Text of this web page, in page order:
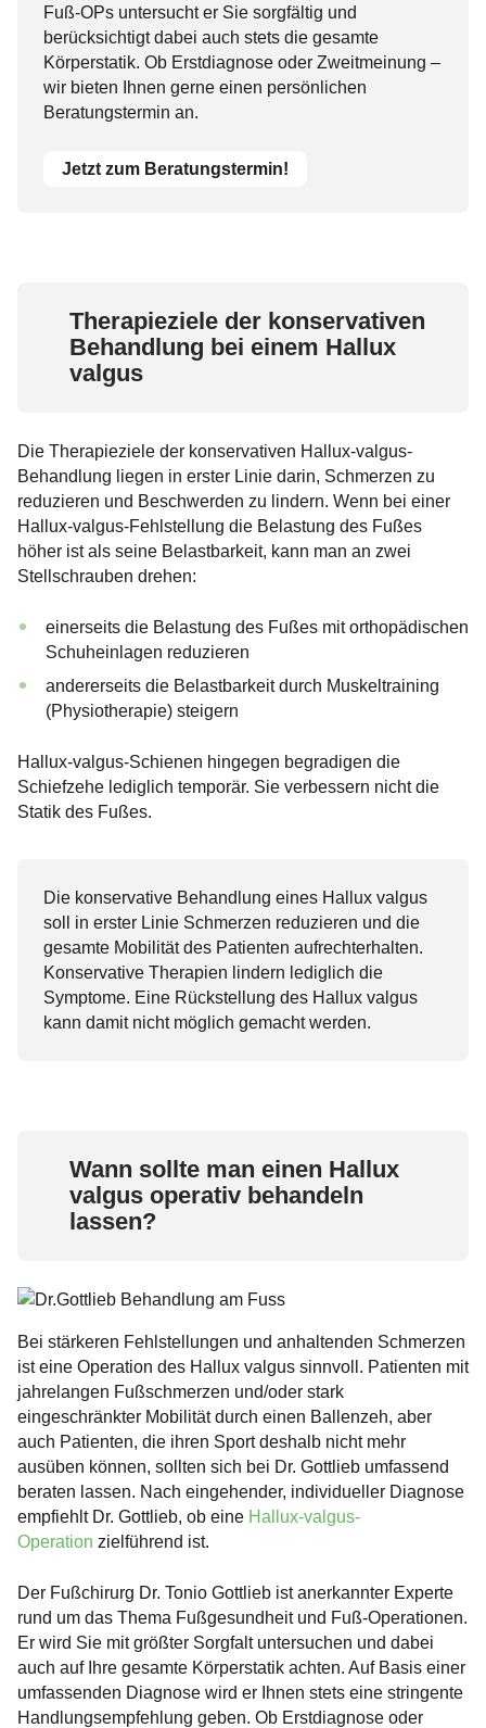
Fuß-OPs untersucht er Sie sorgfältig und
berücksichtigt dabei auch stets die gesamte
Körperstatik. Ob Erstdiagnose oder Zweitmeinung –
wir bieten Ihnen gerne einen persönlichen
Beratungstermin an.
Jetzt zum Beratungstermin!
Therapieziele der konservativen
Behandlung bei einem Hallux
valgus
Die Therapieziele der konservativen Hallux-valgus-
Behandlung liegen in erster Linie darin, Schmerzen zu
reduzieren und Beschwerden zu lindern. Wenn bei einer
Hallux-valgus-Fehlstellung die Belastung des Fußes
höher ist als seine Belastbarkeit, kann man an zwei
Stellschrauben drehen:
einerseits die Belastung des Fußes mit orthopädischen
Schuheinlagen reduzieren
andererseits die Belastbarkeit durch Muskeltraining
(Physiotherapie) steigern
Hallux-valgus-Schienen hingegen begradigen die
Schiefzehe lediglich temporär. Sie verbessern nicht die
Statik des Fußes.
Die konservative Behandlung eines Hallux valgus
soll in erster Linie Schmerzen reduzieren und die
gesamte Mobilität des Patienten aufrechterhalten.
Konservative Therapien lindern lediglich die
Symptome. Eine Rückstellung des Hallux valgus
kann damit nicht möglich gemacht werden.
Wann sollte man einen Hallux
valgus operativ behandeln
lassen?
Bei stärkeren Fehlstellungen und anhaltenden Schmerzen
ist eine Operation des Hallux valgus sinnvoll. Patienten mit
jahrelangen Fußschmerzen und/oder stark
eingeschränkter Mobilität durch einen Ballenzeh, aber
auch Patienten, die ihren Sport deshalb nicht mehr
ausüben können, sollten sich bei Dr. Gottlieb umfassend
beraten lassen. Nach eingehender, individueller Diagnose
empfiehlt Dr. Gottlieb, ob eine Hallux-valgus-
Operation zielführend ist.
Der Fußchirurg Dr. Tonio Gottlieb ist anerkannter Experte
rund um das Thema Fußgesundheit und Fuß-Operationen.
Er wird Sie mit größter Sorgfalt untersuchen und dabei
auch auf Ihre gesamte Körperstatik achten. Auf Basis einer
umfassenden Diagnose wird er Ihnen stets eine stringente
Handlungsempfehlung geben. Ob Erstdiagnose oder